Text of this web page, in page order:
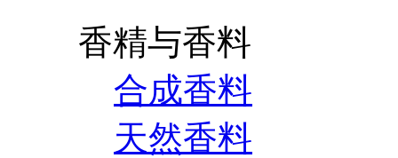
香精与香料
合成香料
天然香料